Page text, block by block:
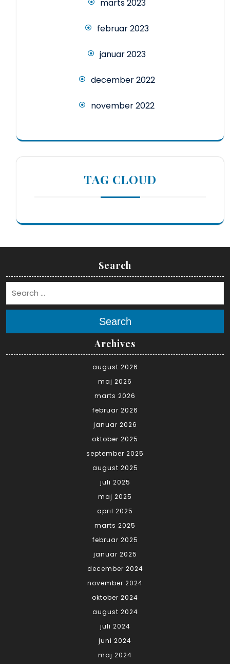
marts 2023
februar 2023
januar 2023
december 2022
november 2022
TAG CLOUD
Search
Search
Archives
august 2026
maj 2026
marts 2026
februar 2026
januar 2026
oktober 2025
september 2025
august 2025
juli 2025
maj 2025
april 2025
marts 2025
februar 2025
januar 2025
december 2024
november 2024
oktober 2024
august 2024
juli 2024
juni 2024
maj 2024